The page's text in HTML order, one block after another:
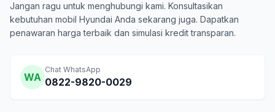
Jangan ragu untuk menghubungi kami. Konsultasikan
kebutuhan mobil Hyundai Anda sekarang juga. Dapatkan
penawaran harga terbaik dan simulasi kredit transparan.
WA
Chat WhatsApp
0822-9820-0029